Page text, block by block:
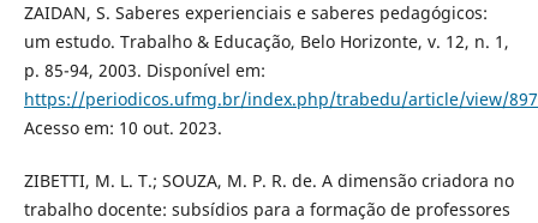
ZAIDAN, S. Saberes experienciais e saberes pedagógicos:
um estudo. Trabalho & Educação, Belo Horizonte, v. 12, n. 1,
p. 85-94, 2003. Disponível em:
https://periodicos.ufmg.br/index.php/trabedu/article/view/
Acesso em: 10 out. 2023.
ZIBETTI, M. L. T.; SOUZA, M. P. R. de. A dimensão criadora no
trabalho docente: subsídios para a formação de professores